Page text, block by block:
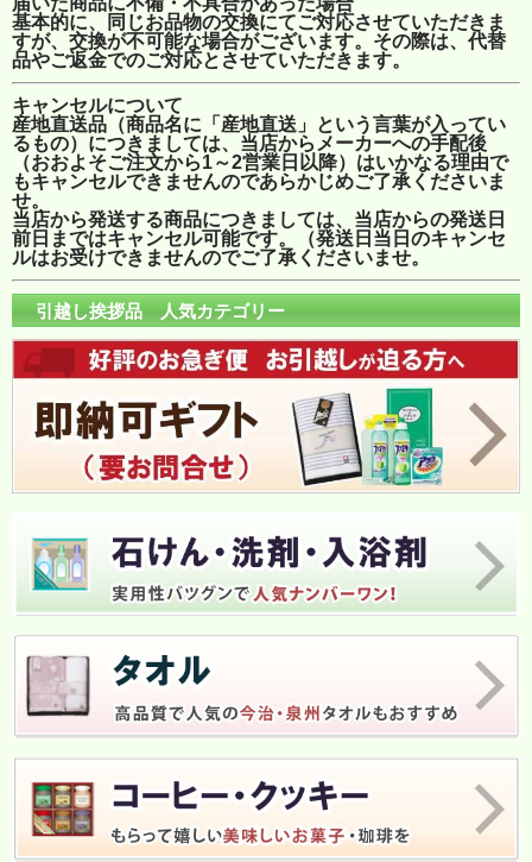
基本的に、同じお品物の交換にてご対応させていただきま
すが、交換が不可能な場合がございます。その際は、代替
品やご返金でのご対応とさせていただきます。
キャンセルについて
産地直送品（商品名に「産地直送」という言葉が入ってい
るもの）につきましては、当店からメーカーへの手配後
（おおよそご注文から1～2営業日以降）はいかなる理由で
もキャンセルできませんのであらかじめご了承くださいま
せ。
当店から発送する商品につきましては、当店からの発送日
前日まではキャンセル可能です。（発送日当日のキャンセ
ルはお受けできませんのでご了承くださいませ。
引越し挨拶品 人気カテゴリー